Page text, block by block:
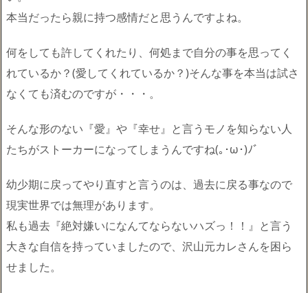
本当だったら親に持つ感情だと思うんですよね。
何をしても許してくれたり、何処まで自分の事を思ってく
れているか？(愛してくれているか？)そんな事を本当は試さ
なくても済むのですが・・・。
そんな形のない『愛』や『幸せ』と言うモノを知らない人
たちがストーカーになってしまうんですね(｡･ω･)ﾉﾞ
幼少期に戻ってやり直すと言うのは、過去に戻る事なので
現実世界では無理があります。
私も過去『絶対嫌いになんてならないハズっ！！』と言う
大きな自信を持っていましたので、沢山元カレさんを困ら
せました。